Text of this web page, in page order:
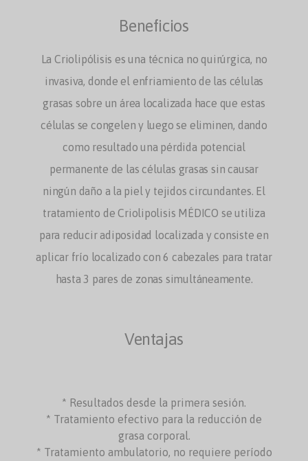
Beneficios
La Criolipólisis es una técnica no quirúrgica, no
invasiva, donde el enfriamiento de las células
grasas sobre un área localizada hace que estas
células se congelen y luego se eliminen, dando
como resultado una pérdida potencial
permanente de las células grasas sin causar
ningún daño a la piel y tejidos circundantes. El
tratamiento de Criolipolisis MÉDICO se utiliza
para reducir adiposidad localizada y consiste en
aplicar frío localizado con 6 cabezales para tratar
hasta 3 pares de zonas simultáneamente.
Ventajas
* Resultados desde la primera sesión.
* Tratamiento efectivo para la reducción de
grasa corporal.
* Tratamiento ambulatorio, no requiere período